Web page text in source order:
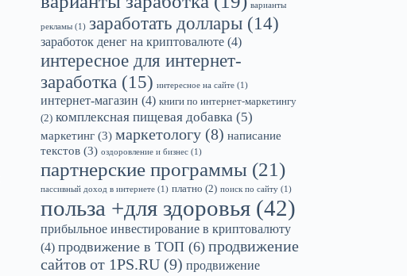
варианты
рекламы (1) заработать доллары (14)
заработок денег на криптовалюте (4)
интересное для интернет-
заработка (15) интересное на сайте (1)
интернет-магазин (4) книги по интернет-маркетингу
(2) комплексная пищевая добавка (5)
маркетинг (3) маркетологу (8) написание
текстов (3) оздоровление и бизнес (1)
партнерские программы (21)
пассивный доход в интернете (1) платно (2) поиск по сайту (1)
польза +для здоровья (42)
прибыльное инвестирование в криптовалюту
(4) продвижение в ТОП (6) продвижение
сайтов от 1PS.RU (9) продвижение